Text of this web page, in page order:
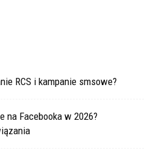
RCS i kampanie smsowe?
na Facebooka w 2026?